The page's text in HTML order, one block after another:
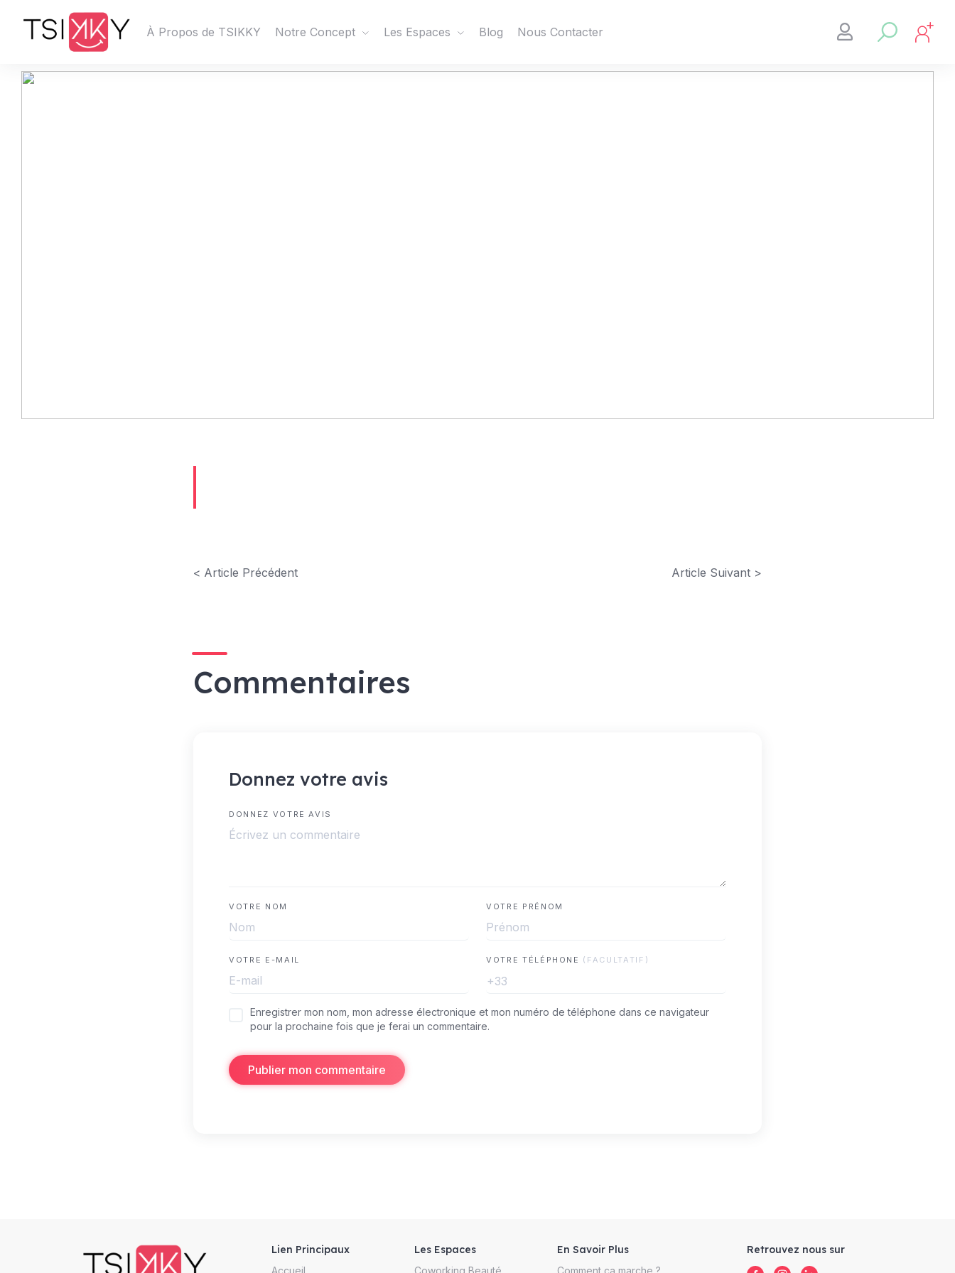
À Propos de TSIKKY Notre Concept Les Espaces Blog Nous Contacter
< Article Précédent Article Suivant >
Commentaires
Donnez votre avis
DONNEZ VOTRE AVIS
VOTRE NOM VOTRE PRÉNOM
VOTRE E-MAIL VOTRE TÉLÉPHONE (FACULTATIF)
+33
Enregistrer mon nom, mon adresse électronique et mon numéro de téléphone dans ce navigateur
pour la prochaine fois que je ferai un commentaire.
Publier mon commentaire
Lien Principaux
Accueil
Les Espaces
Coworking Beauté
En Savoir Plus
Comment ça marche ?
Retrouvez nous sur